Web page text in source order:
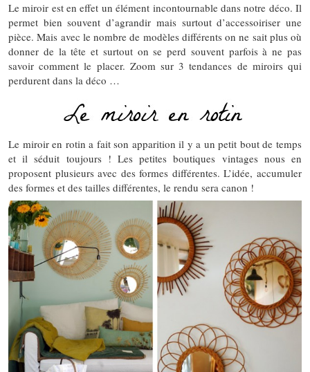
Le miroir est en effet un élément incontournable dans notre déco. Il
permet bien souvent d’agrandir mais surtout d’accessoiriser une
pièce. Mais avec le nombre de modèles différents on ne sait plus où
donner de la tête et surtout on se perd souvent parfois à ne pas
savoir comment le placer. Zoom sur 3 tendances de miroirs qui
perdurent dans la déco …
Le miroir en rotin a fait son apparition il y a un petit bout de temps
et il séduit toujours ! Les petites boutiques vintages nous en
proposent plusieurs avec des formes différentes. L’idée, accumuler
des formes et des tailles différentes, le rendu sera canon !